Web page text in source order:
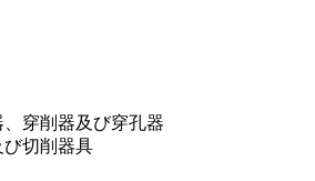
、穿削器及び穿孔器
切削器具